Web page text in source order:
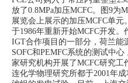
放了0.8MPa加压MCFC。图9为
展览会上展示的加压MCFC单元。
于1986年重新开始MCFC开发
IGT合作项目的一部分，荷兰能
SOFC和PEMFC系统的测试中心
家研究机构开展了MCFC研究
连化学物理研究所都于2001年